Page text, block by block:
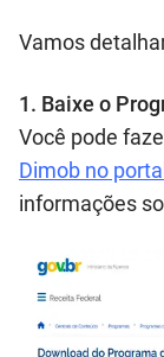
Vamos
1. Baixe o
Você pode
Dimob no
informações